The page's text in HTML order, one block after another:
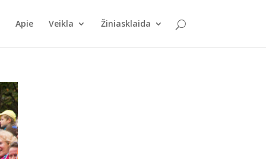
Apie Veikla Žiniasklaida